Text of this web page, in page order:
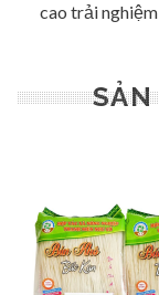
cao trải